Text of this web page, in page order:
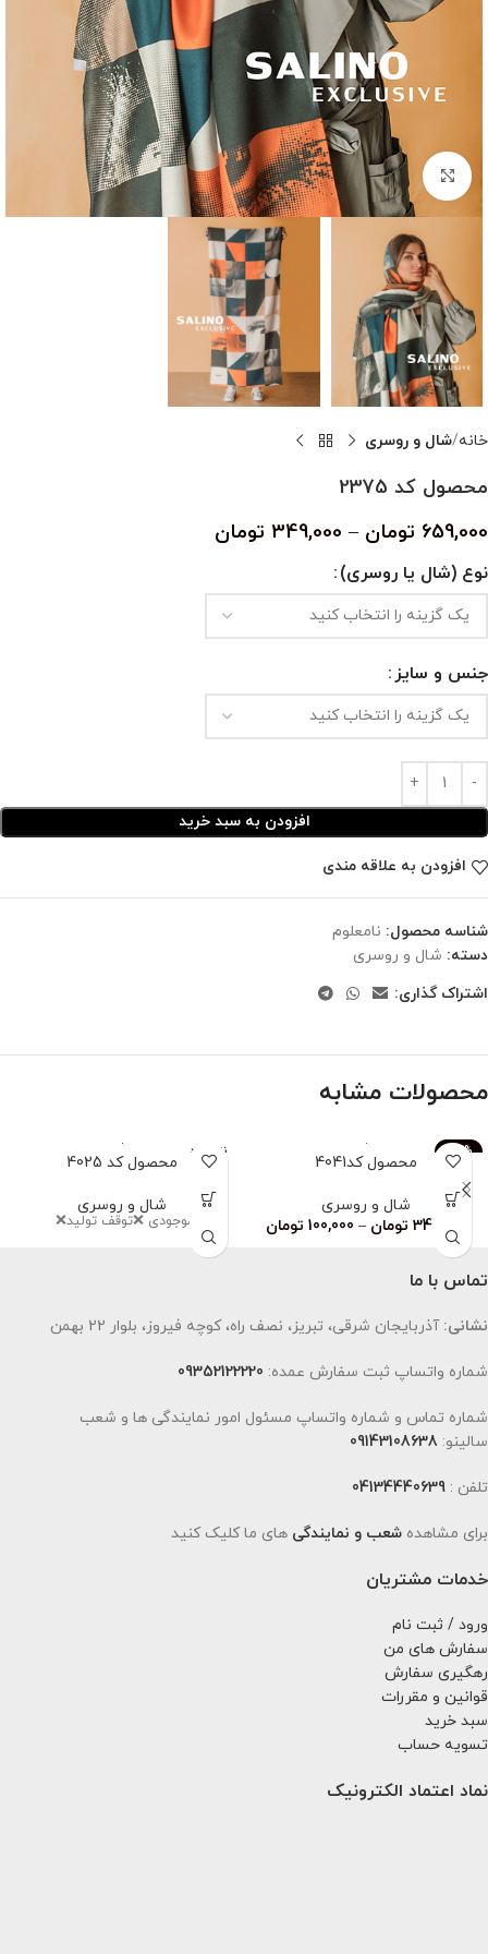
بزرگنمایی تصویر
خانه شال و روسری
محصول کد 2375
659,000 تومان –
349,000 تومان
نوع (شال یا روسری)
جنس و سایز
افزودن به سبد خرید
افزودن به علاقه مندی
شناسه محصول: نامعلوم
دسته: شال و روسری
اشتراک گذاری:
محصولات مشابه
-83%
محصول کد4041
شال و روسری
349,000 تومان –
100,000 تومان
ناموجود
محصول کد 4025
شال و روسری
اتمام‌ موجودی ❌توقف تولید❌
تماس با ما
نشانی: آذربایجان شرقی، تبریز، نصف راه، کوچه فیروز، بلوار 22 بهمن
شماره واتساپ ثبت سفارش عمده: 09352122220
شماره تماس و شماره واتساپ مسئول امور نمایندگی ها و شعب
سالینو: 09143108638
تلفن : 04134440639
برای مشاهده شعب و نمایندگی های ما کلیک کنید
خدمات مشتریان
ورود / ثبت نام
سفارش های من
رهگیری سفارش
قوانین و مقررات
سبد خرید
تسویه حساب
نماد اعتماد الکترونیک